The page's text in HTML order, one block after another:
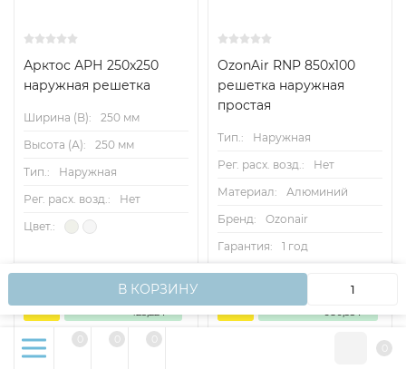
В КОРЗИНУ
Арктос АРН 250x250
наружная решетка
Ширина (B):
250 мм
Высота (А):
250 мм
Тип.:
Наружная
Рег. расх. возд.:
Нет
Цвет.:
2 657,60₽
425,22
В корзину
OzonAir RNP 850x100
решетка наружная
простая
Тип.:
Наружная
Рег. расх. возд.:
Нет
Материал:
Алюминий
Бренд:
Ozonair
Гарантия:
1 год
680,35
быстрее для вас.